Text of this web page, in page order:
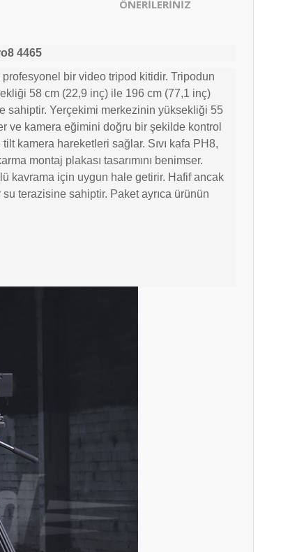
ÖNERİLERİNİZ
4465
bir video tripod kitidir. Tripodun
58 cm (22,9 inç) ile 196 cm (77,1 inç)
sahiptir. Yerçekimi merkezinin yüksekliği 55
ve kamera eğimini doğru bir şekilde kontrol
kamera hareketleri sağlar. Sıvı kafa PH8,
montaj plakası tasarımını benimser.
kavrama için uygun hale getirir. Hafif ancak
terazisine sahiptir. Paket ayrıca ürünün